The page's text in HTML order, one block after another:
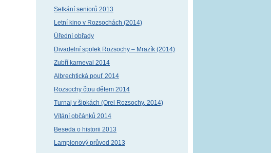
Setkání seniorů 2013
Letní kino v Rozsochách (2014)
Úřední obřady
Divadelní spolek Rozsochy – Mrazík (2014)
Zubří karneval 2014
Albrechtická pouť 2014
Rozsochy čtou dětem 2014
Turnaj v šipkách (Orel Rozsochy, 2014)
Vítání občánků 2014
Beseda o historii 2013
Lampionový průvod 2013